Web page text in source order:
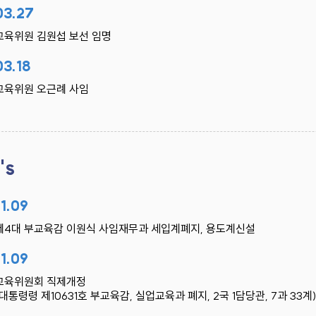
육위원 김원섭 보선 임명
육위원 오근례 사임
4대 부교육감 이원식 사임재무과 세입계폐지, 용도계신설
육위원회 직제개정
통령령 제10631호 부교육감, 실업교육과 폐지, 2국 1담당관, 7과 33계)